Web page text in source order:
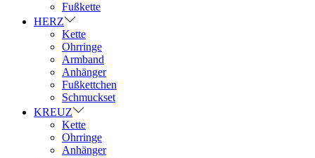
Fußkette
HERZ
Kette
Ohrringe
Armband
Anhänger
Fußkettchen
Schmuckset
KREUZ
Kette
Ohrringe
Anhänger